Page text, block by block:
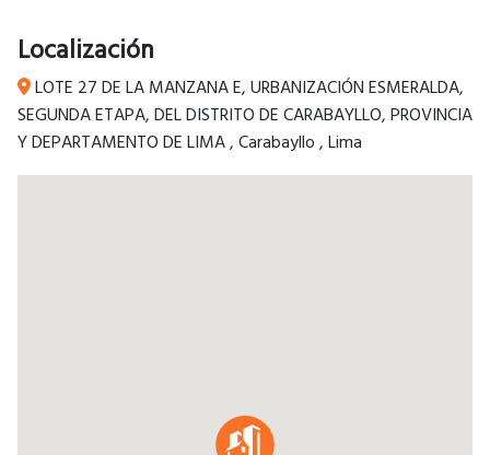
Localización
LOTE 27 DE LA MANZANA E, URBANIZACIÓN ESMERALDA,
SEGUNDA ETAPA, DEL DISTRITO DE CARABAYLLO, PROVINCIA
Y DEPARTAMENTO DE LIMA,Carabayllo,Lima